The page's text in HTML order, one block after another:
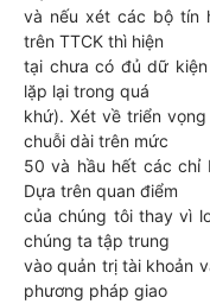
và nếu xét các bộ tín
trên TTCK thì hiện
tại chưa có đủ dữ
lặp lại trong quá
khứ). Xét về triển
chuỗi dài trên mức
50 và hầu hết các chỉ
Dựa trên quan điểm
của chúng tôi thay vì
chúng ta tập trung
vào quản trị tài khoản
phương pháp giao